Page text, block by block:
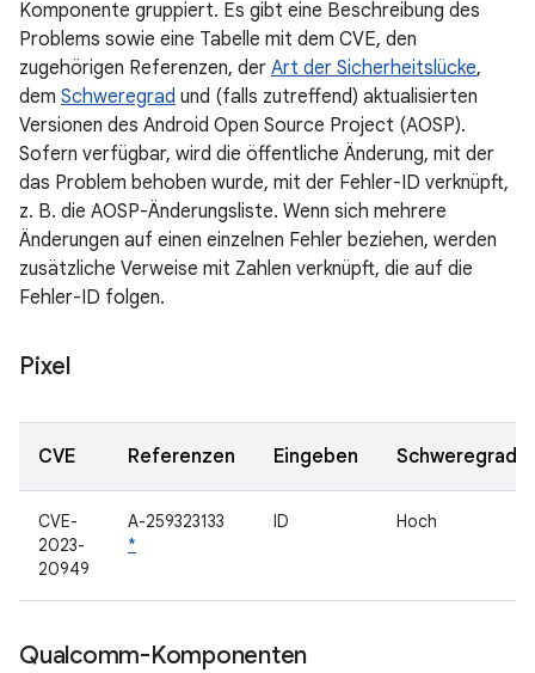
Komponente gruppiert. Es gibt eine Beschreibung des
Problems sowie eine Tabelle mit dem CVE, den
zugehörigen Referenzen, der Art der Sicherheitslücke,
dem Schweregrad und (falls zutreffend) aktualisierten
Versionen des Android Open Source Project (AOSP).
Sofern verfügbar, wird die öffentliche Änderung, mit der
das Problem behoben wurde, mit der Fehler-ID verknüpft,
z. B. die AOSP-Änderungsliste. Wenn sich mehrere
Änderungen auf einen einzelnen Fehler beziehen, werden
zusätzliche Verweise mit Zahlen verknüpft, die auf die
Fehler-ID folgen.
Pixel
CVE Referenzen Eingeben Schweregrad
CVE-
2023-
20949
A-259323133
*
ID Hoch
Qualcomm-Komponenten